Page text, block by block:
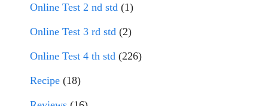
Online Test 2 nd std (1)
Online Test 3 rd std (2)
Online Test 4 th std (226)
Recipe (18)